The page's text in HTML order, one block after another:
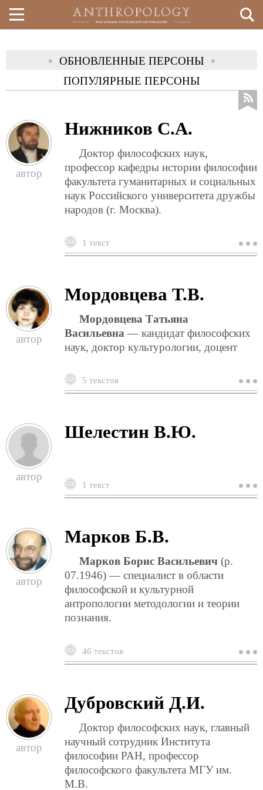
к
основному
ОБНОВЛЕННЫЕ ПЕРСОНЫ
ПОПУЛЯРНЫЕ ПЕРСОНЫ
Нижников С.А.
Доктор философских наук,
профессор кафедры истории философии
факультета гуманитарных и социальных
наук Российского университета дружбы
народов (г. Москва).
1 текст
Мордовцева Т.В.
Мордовцева Татьяна
Васильевна — кандидат философских
наук, доктор культурологии, доцент
5 текстов
Шелестин В.Ю.
1 текст
Марков Б.В.
Марков Борис Васильевич (р.
07.1946) — специалист в области
философской и культурной
антропологии методологии и теории
познания.
46 текстов
Дубровский Д.И.
Доктор философских наук, главный
научный сотрудник Института
философии РАН, профессор
философского факультета МГУ им.
М.В.